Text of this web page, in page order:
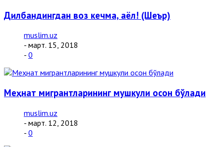
Дилбандингдан воз кечма, аёл! (Шеър)
muslim.uz
- март. 15, 2018
- 0
Меҳнат мигрантларининг мушкули осон бўлади
muslim.uz
- март. 12, 2018
- 0